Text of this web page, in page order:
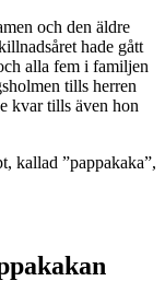
och den äldre
hade gått
alla fem i familjen
tills herren
kvar tills även hon
kallad ”pappakaka”,